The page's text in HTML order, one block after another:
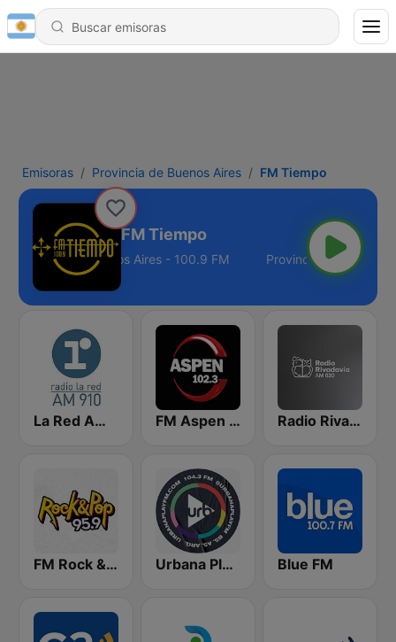
Emisoras Provincia de Buenos Aires FM Tiempo
FM Tiempo
Provincia de Buenos Aires - 100.9 FM
La Red AM 910 FM Aspen 102.3 Radio Rivadavia 630 AM
FM Rock & Pop Urbana Play 104.3 FM Blue FM